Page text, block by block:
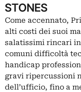
STONES
Come accennato,
alti costi dei suoi
salatissimi rincari in
comuni difficoltà
handicap
gravi ripercussioni
dell’ufficio, fino a